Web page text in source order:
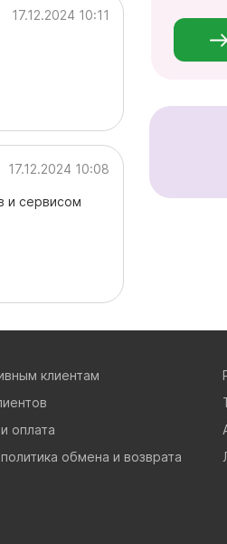
17.12.2024 10:11
17.12.2024 10:08
и сервисом
клиентам
оплата
обмена и возврата